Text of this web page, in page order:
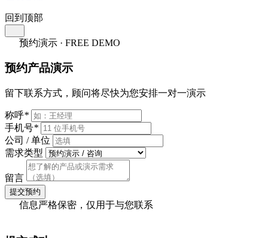
回到顶部
预约演示 · FREE DEMO
预约产品演示
留下联系方式，顾问将尽快为您安排一对一演示
称呼*
手机号*
公司 / 单位
需求类型
留言
提交预约
信息严格保密，仅用于与您联系